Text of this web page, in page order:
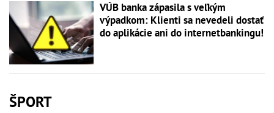
VÚB banka zápasila s veľkým
výpadkom: Klienti sa nevedeli dostať
do aplikácie ani do internetbankingu!
ŠPORT